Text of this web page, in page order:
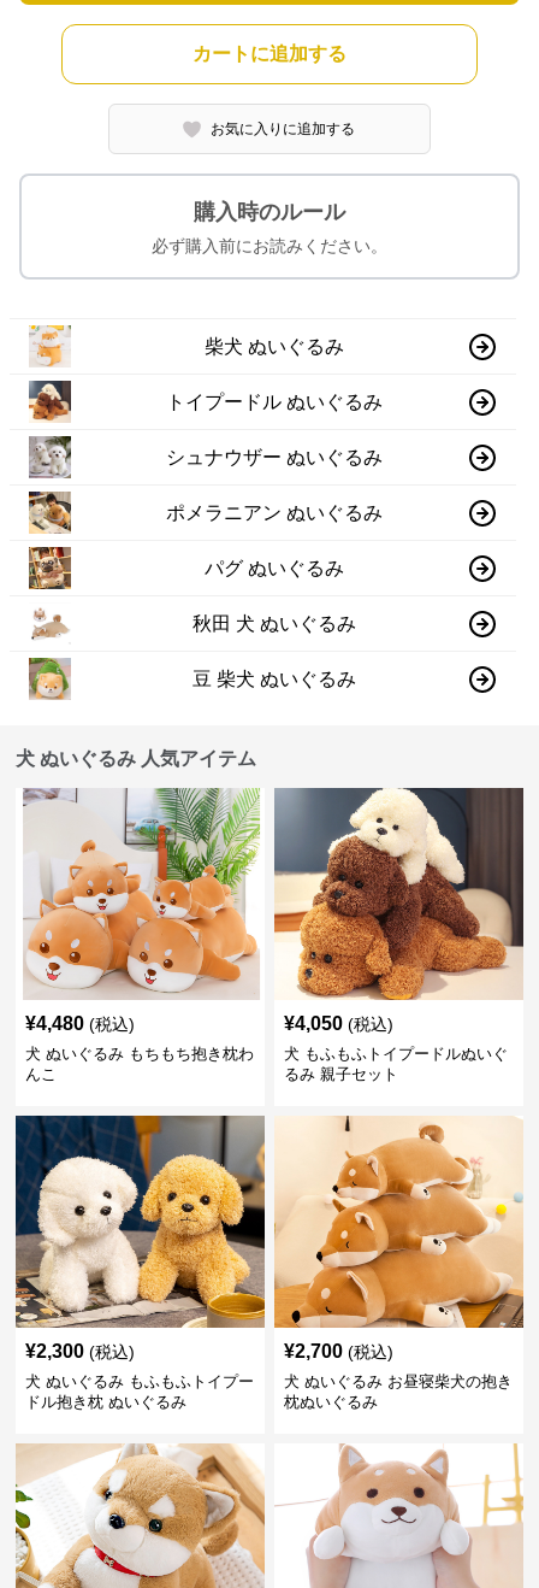
カートに追加する
お気に入りに追加する
購入時のルール
必ず購入前にお読みください。
柴犬 ぬいぐるみ
トイプードル ぬいぐるみ
シュナウザー ぬいぐるみ
ポメラニアン ぬいぐるみ
パグ ぬいぐるみ
秋田 犬 ぬいぐるみ
豆 柴犬 ぬいぐるみ
犬 ぬいぐるみ 人気アイテム
¥4,480 (税込)
犬 ぬいぐるみ もちもち抱き枕わ
んこ
¥4,050 (税込)
犬 もふもふトイプードルぬいぐ
るみ 親子セット
¥2,300 (税込)
犬 ぬいぐるみ もふもふトイプー
ドル抱き枕 ぬいぐるみ
¥2,700 (税込)
犬 ぬいぐるみ お昼寝柴犬の抱き
枕ぬいぐるみ